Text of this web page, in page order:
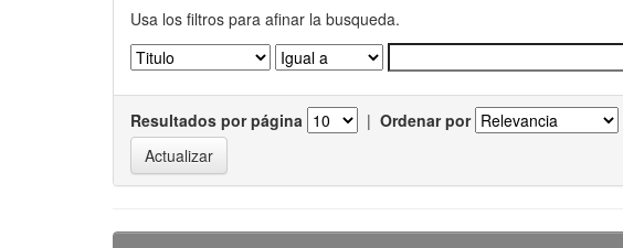
Usa los filtros para afinar la busqueda.
Resultados por página | Ordenar por